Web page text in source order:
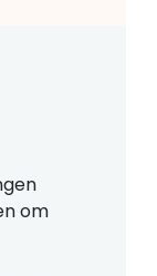
om